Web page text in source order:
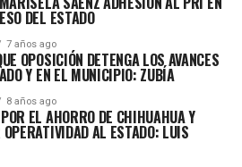
DEL ESTADO
7 años ago
OPOSICIÓN DETENGA LOS AVANCES
Y EN EL MUNICIPIO: ZUBÍA
8 años ago
EL AHORRO DE CHIHUAHUA Y
AL ESTADO: LUIS